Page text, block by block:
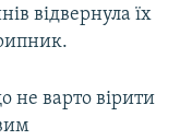
відвернула їх
не варто вірити